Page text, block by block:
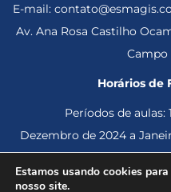
E-mail:
Av. Ana Rosa Castilho
Campo
Horários de
Períodos de aulas:
Dezembro de 2024 a
Estamos usando cookies
nosso site.